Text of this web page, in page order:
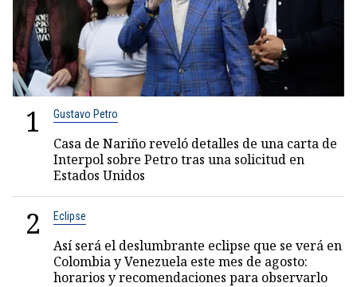
1 Gustavo Petro
Casa de Nariño reveló detalles de una carta de
Interpol sobre Petro tras una solicitud en
Estados Unidos
2 Eclipse
Así será el deslumbrante eclipse que se verá en
Colombia y Venezuela este mes de agosto:
horarios y recomendaciones para observarlo